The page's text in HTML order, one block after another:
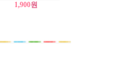
1,900원